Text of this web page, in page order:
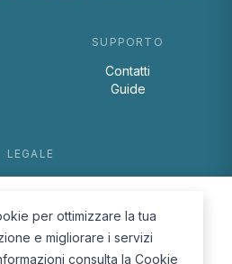
SUPPORTO
Contatti
Guide
LEGALE
Policy
per ottimizzare la tua
e migliorare i servizi
consulta la Cookie